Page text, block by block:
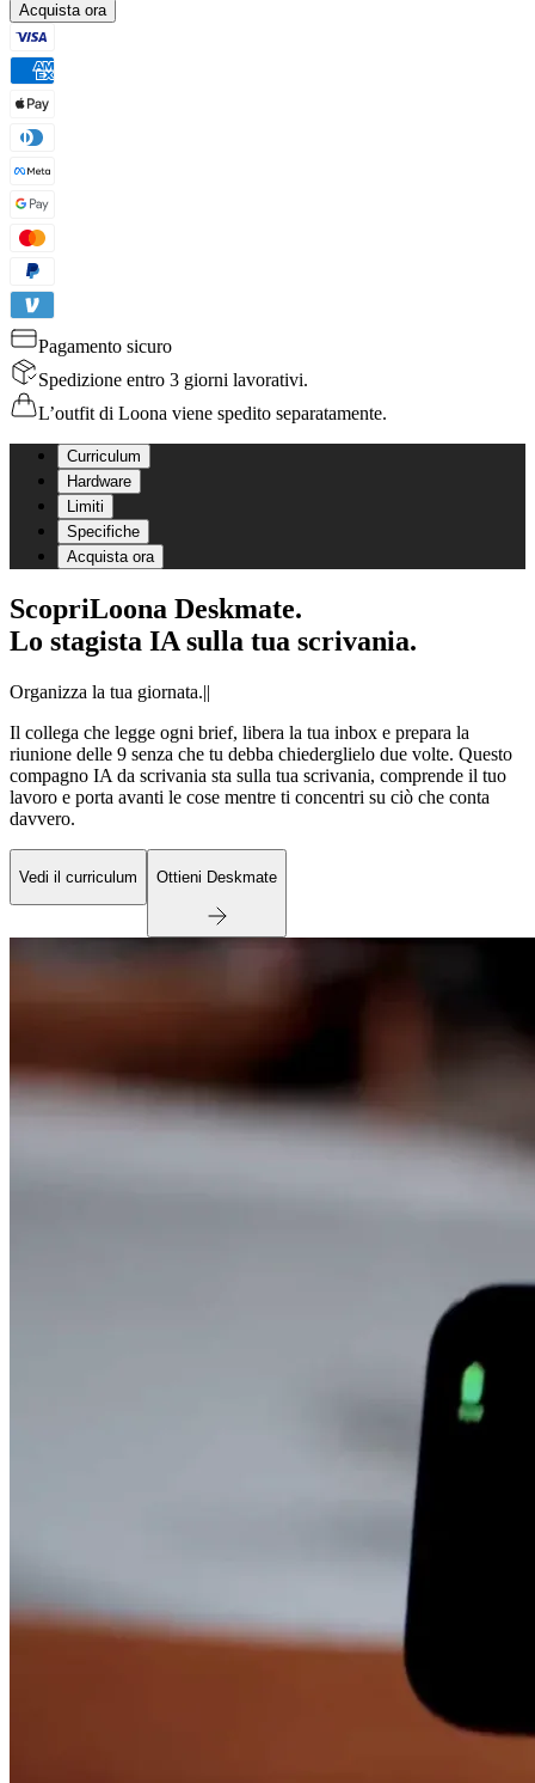
Acquista ora
Pagamento sicuro
Spedizione entro 3 giorni lavorativi.
L’outfit di Loona viene spedito separatamente.
Curriculum
Hardware
Limiti
Specifiche
Acquista ora
ScopriLoona Deskmate.
Lo stagista IA sulla tua scrivania.
Organizza la tua giornata.||
Il collega che legge ogni brief, libera la tua inbox e prepara la
riunione delle 9 senza che tu debba chiederglielo due volte. Questo
compagno IA da scrivania sta sulla tua scrivania, comprende il tuo
lavoro e porta avanti le cose mentre ti concentri su ciò che conta
davvero.
Vedi il curriculum Ottieni Deskmate